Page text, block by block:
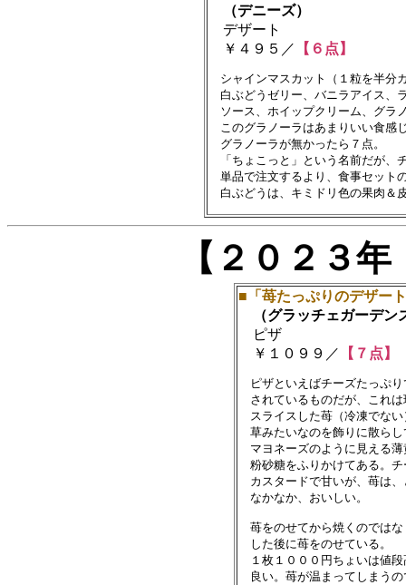
（デニーズ）
デザート
￥４９５／
【６点】
シャインマスカット（１粒を半分
白ぶどうゼリー、バニラアイス、
ソース、ホイップクリーム、グラ
このグラノーラはあまりいい食感
グラノーラが無かったら７点。
「ちょこっと」という名前だが、
単品で注文するより、食事セット
【２０２３
■「苺たっぷりのデザー
（グラッチェガーデン
ピザ
￥１０９９／ 【７点】
ピザといえばチーズたっぷ
されているものだが、これは
スライスした苺（冷凍でない
草みたいなのを飾りに散らし
マヨネーズのように見える薄
粉砂糖をふりかけてある。チ
カスタードで甘いが、苺は、
なかなか、おいしい。
苺をのせてから焼くのではな
した後に苺をのせている。
１枚１０００円ちょいは値段
良い。苺が温まってしまうの